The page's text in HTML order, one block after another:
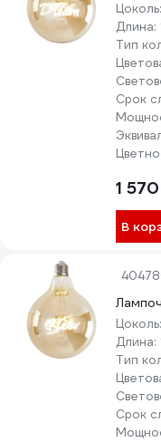
Цоколь:
Длина:
Тип
Срок
1
В
Цоколь:
Длина:
Тип
Срок